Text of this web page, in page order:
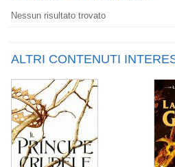
Nessun risultato trovato
ALTRI CONTENUTI